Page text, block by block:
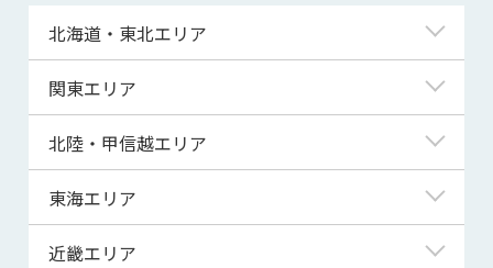
北海道・東北エリア
北海道
青森県
宮城県
関東エリア
東京都
神奈川県
埼玉県
北陸・甲信越エリア
新潟県
富山県
東海エリア
岐阜県
近畿エリア